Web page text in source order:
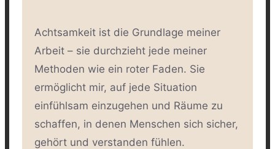
Achtsamkeit ist die Grundlage meiner
Arbeit – sie durchzieht jede meiner
Methoden wie ein roter Faden. Sie
ermöglicht mir, auf jede Situation
einfühlsam einzugehen und Räume zu
schaffen, in denen Menschen sich sicher,
gehört und verstanden fühlen.